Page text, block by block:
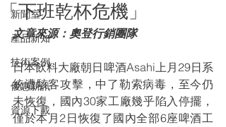
新聞室
產品新知
技術案例
優惠新訊
資源下載
「下班乾杯危機」
文章來源：奧登行銷團隊
日本飲料大廠朝日啤酒Asahi上月29日系
統遭駭客攻擊，中了勒索病毒，至今仍
未恢復，國內30家工廠幾乎陷入停擺，
僅於本月2日恢復了國內全部6座啤酒工